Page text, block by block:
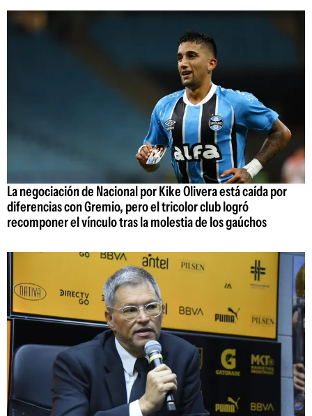
La negociación de Nacional por Kike Olivera está caída por
diferencias con Gremio, pero el tricolor club logró
recomponer el vínculo tras la molestia de los gaúchos